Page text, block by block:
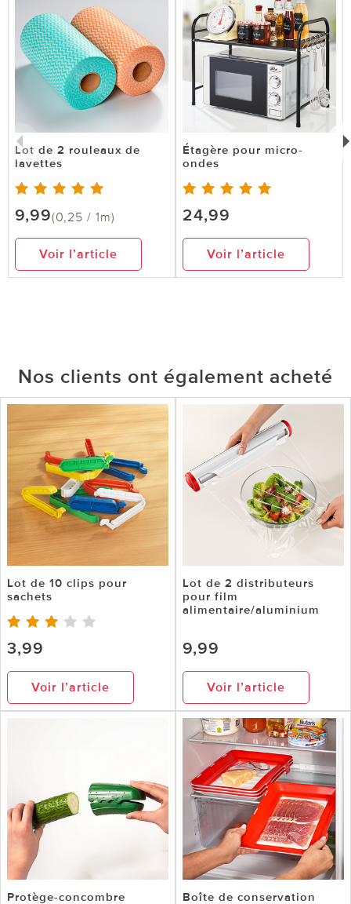
Lot de 2 rouleaux de
lavettes
9,99(0,25 / 1m)
Voir l’article
Étagère pour micro-
ondes
24,99
Voir l’article
Nos clients ont également acheté
Lot de 10 clips pour
sachets
3,99
Voir l’article
Lot de 2 distributeurs
pour film
alimentaire/aluminium
9,99
Voir l’article
Protège-concombre Boîte de conservation